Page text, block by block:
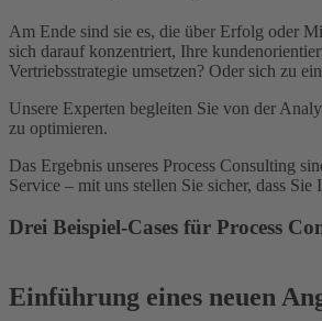
Am Ende sind sie es, die über Erfolg oder
sich darauf konzentriert, Ihre
Vertriebsstrategie umsetzen? Oder sich zu
Unsere Experten begleiten Sie von der
zu optimieren.
Das Ergebnis unseres Process Consulting
Service – mit uns stellen Sie sicher, dass
Drei Beispiel-Cases für Process
Einführung eines neuen